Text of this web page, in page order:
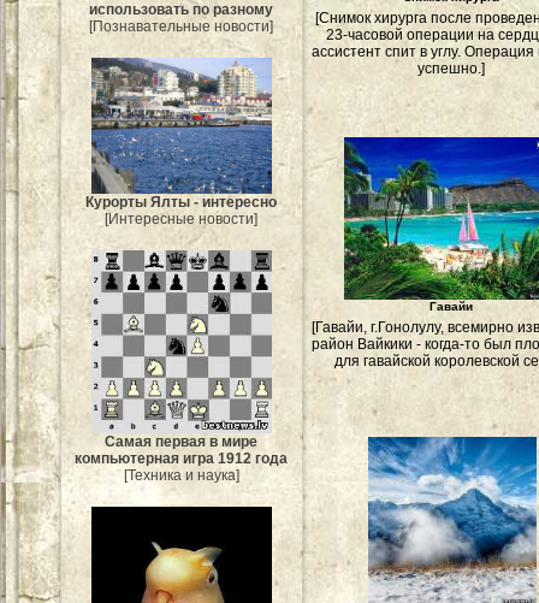
использовать по разному
[Познавательные новости]
Курорты Ялты - интересно
[Интересные новости]
Самая первая в мире
компьютерная игра 1912 года
[Техника и наука]
[Снимок хирурга после
23-часовой операции на
ассистент спит в углу.
успешно.]
Гавайи
[Гавайи, г.Гонолулу, всемирно
район Вайкики - когда-то был
для гавайской королевской